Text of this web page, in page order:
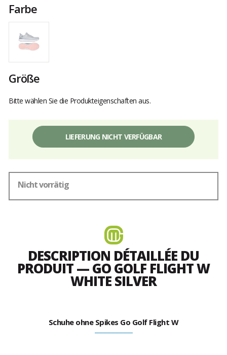
Farbe
Größe
Bitte wählen Sie die Produkteigenschaften aus.
LIEFERUNG NICHT VERFÜGBAR
Nicht vorrätig
DESCRIPTION DÉTAILLÉE DU
PRODUIT — GO GOLF FLIGHT W
WHITE SILVER
Schuhe ohne Spikes Go Golf Flight W